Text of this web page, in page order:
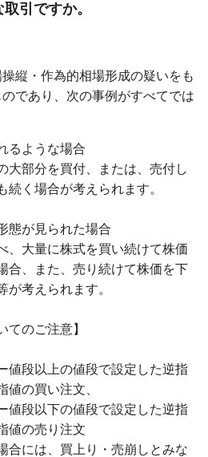
引ですか。
縦・作為的相場形成の疑いをも
であり、次の事例がすべてでは
るような場合
大部分を買付、または、売付し
続く場合が考えられます。
態が見られた場合
、大量に株式を買い続けて株価
合、また、売り続けて株価を下
が考えられます。
てのご注意】
値段以上の値段で設定した逆指
値の買い注文、
値段以下の値段で設定した逆指
値の売り注文
合には、買上り・売崩しとみな